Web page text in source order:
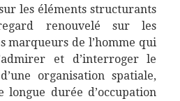
sur les éléments structurants
renouvelé sur les
marqueurs de l’homme qui
et d’interroger le
organisation spatiale,
longue durée d’occupation